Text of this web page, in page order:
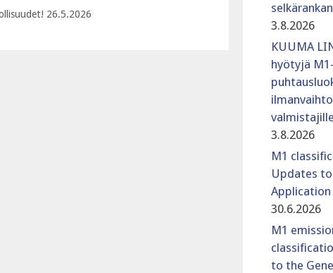
26.5.2026
3.8.2026
KUUMA
hyötyjä M1-
3.8.2026
M1
Updates
30.6.2026
M1
to the